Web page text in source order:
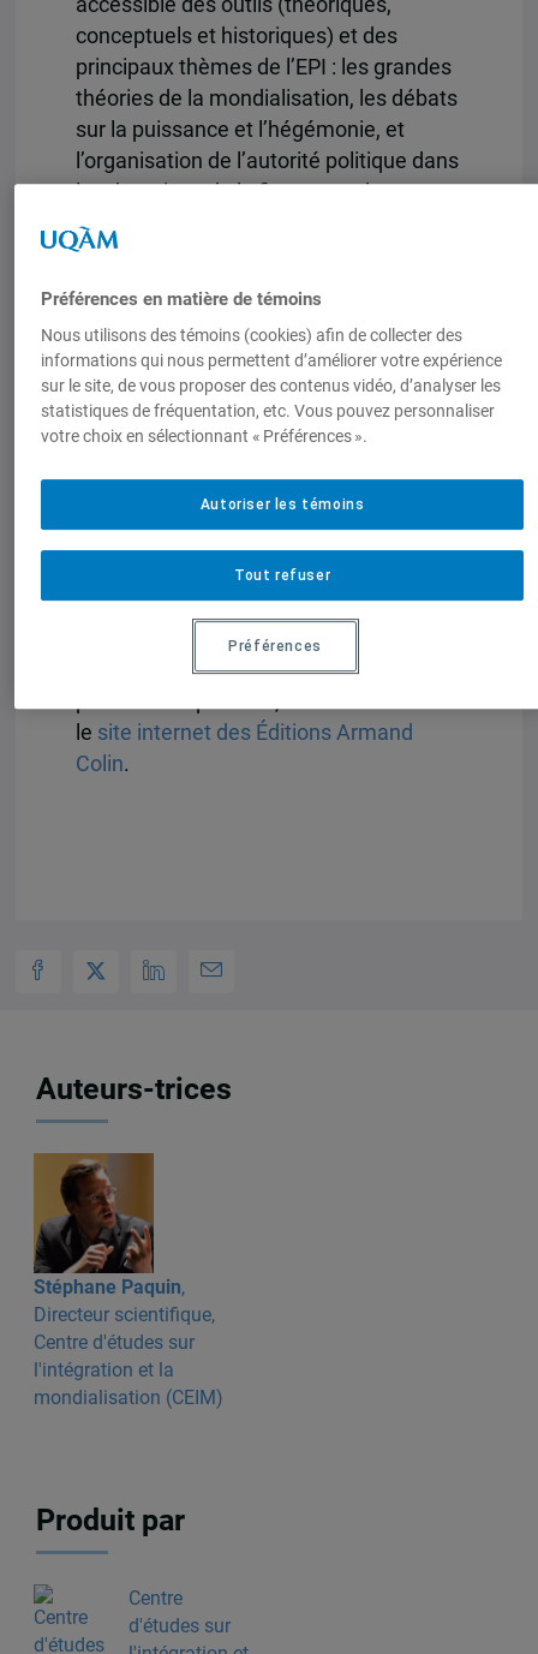
accessible des outils (théoriques,
conceptuels et historiques) et des
principaux thèmes de l’EPI : les grandes
théories de la mondialisation, les débats
sur la puissance et l’hégémonie, et
l’organisation de l’autorité politique dans
les domaines de la finance et du
commerce international.
permet d’éclairer les grandes questions
contemporaines : quel est l’impact de
l’expansion de la Chine sur le commerce
international et la domination
américaine ? Pourquoi la finance
marchés ont-ils plus de pouvoir que les
gouvernements ? La mondialisation est-
elle un facteur de paix ? La montée de
l’insécurité économique favorise-t-elle
les populismes ?
Pour en savoir plus sur cet ouvrage et
le site internet des Éditions Armand
Colin.
Auteurs-trices
Stéphane Paquin,
Directeur scientifique,
Centre d'études sur
l'intégration et la
mondialisation (CEIM)
Produit par
Centre
d'études sur
Préférences en matière de témoins
Nous utilisons des témoins (cookies) afin de collecter des
informations qui nous permettent d’améliorer votre expérience
sur le site, de vous proposer des contenus vidéo, d’analyser les
statistiques de fréquentation, etc. Vous pouvez personnaliser
votre choix en sélectionnant « Préférences ».
Tout refuser
Autoriser les témoins
Préférences